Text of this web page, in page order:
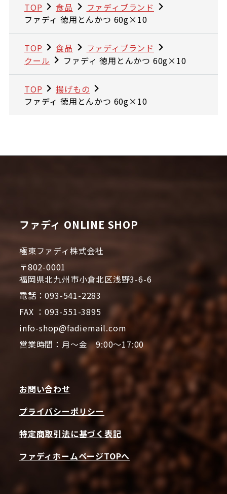
TOP 食品
ファディブランド
ファディ 徳用とんかつ 60g×10
TOP 食品
ファディブランド
クール
ファディ 徳用とんかつ 60g×10
TOP
揚げもの
ファディ 徳用とんかつ 60g×10
ファディ ONLINE SHOP
極東ファディ株式会社
〒802-0001
福岡県北九州市小倉北区浅野3-6-6
電話：093-541-2283
FAX ：093-551-3895
info-shop@fadiemail.com
営業時間：月～金 9:00～17:00
お問い合わせ
プライバシーポリシー
特定商取引法に基づく表記
ファディホームページTOPへ